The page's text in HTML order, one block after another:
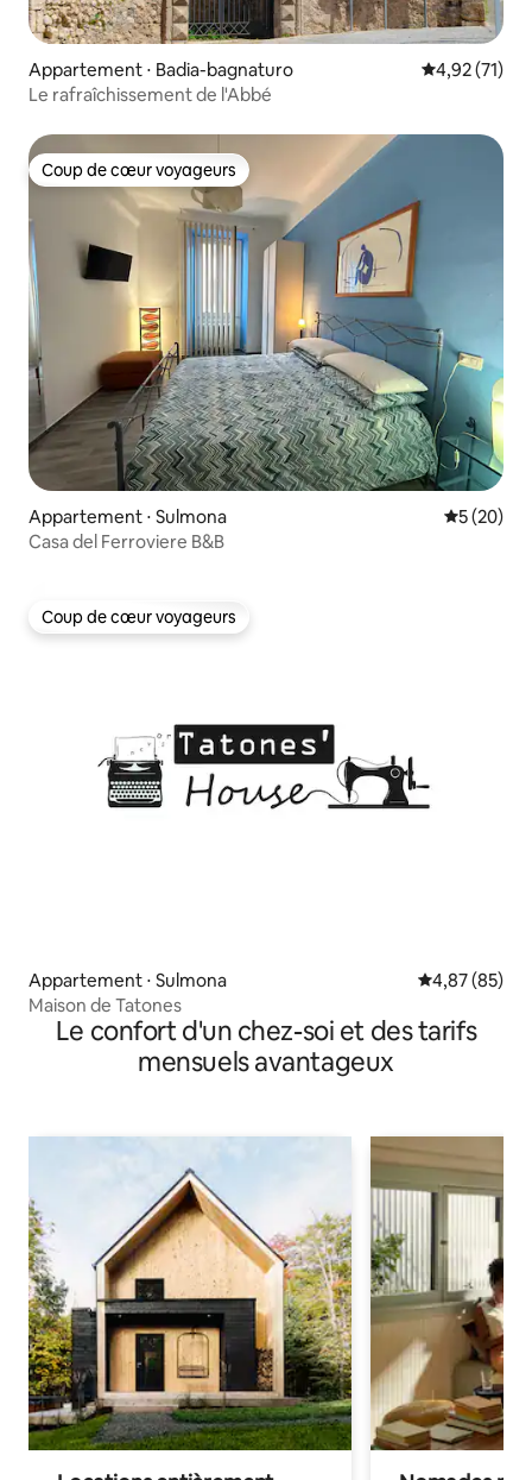
Appartement ⋅ Badia-bagnaturo Évaluation
4,92 (71)
Le rafraîchissement de l'Abbé
Coup de cœur voyageurs
Coup de cœur voyageurs
Appartement ⋅ Sulmona
5 (20)
Casa del Ferroviere B&B
Coup de cœur voyageurs
Coup de cœur voyageurs
Appartement ⋅ Sulmona Évaluation
4,87 (85)
Maison de Tatones
Le confort d'un chez-soi et des tarifs
mensuels avantageux